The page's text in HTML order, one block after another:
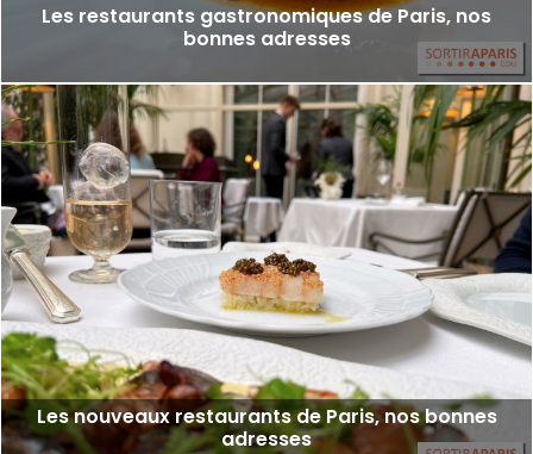
Les restaurants gastronomiques de Paris, nos
bonnes adresses
Les nouveaux restaurants de Paris, nos bonnes
adresses